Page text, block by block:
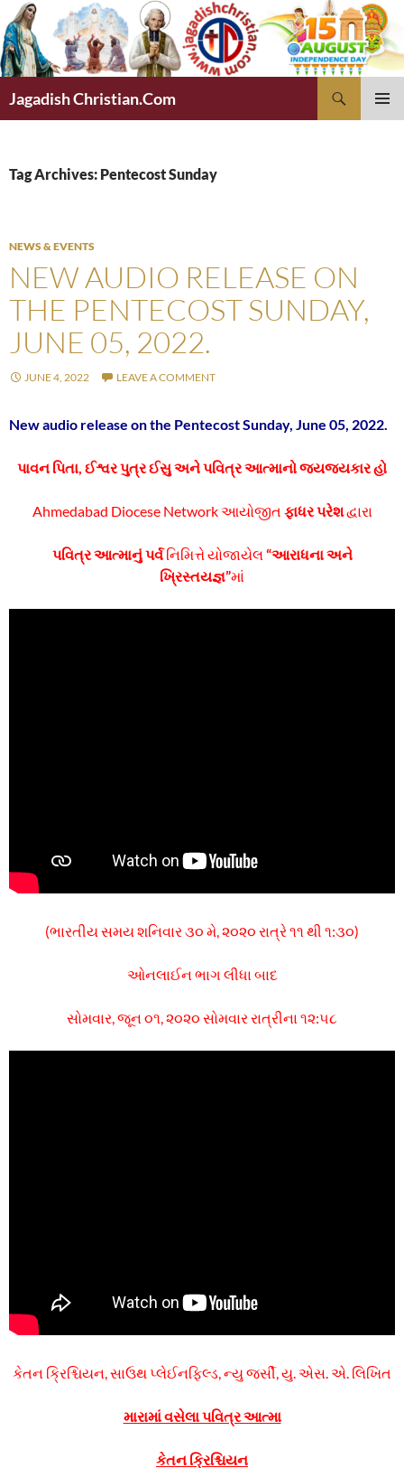
Skip
to
content
Jagadish Christian.Com
Tag Archives: Pentecost Sunday
NEWS & EVENTS
NEW AUDIO RELEASE ON
THE PENTECOST SUNDAY,
JUNE 05, 2022.
JUNE 4, 2022 LEAVE A COMMENT
New audio release on the Pentecost Sunday, June 05, 2022.
પાવન પિતા, ઈશ્વરપુત્રઈસુઅનેપવિત્રઆત્માનોજયજયકારહો
Ahmedabad Diocese Network આયોજીત ફાધર પરેશદ્વારા
પવિત્ર આત્માનું પર્વનિમિત્તે યોજાયેલ“આરાધના અને
ખ્રિસ્તયજ્ઞ”માં
(ભારતીય સમય શનિવાર ૩૦ મે, ૨૦૨૦ રાત્રે ૧૧ થી ૧:૩૦)
ઓનલાઈન ભાગ લીધા બાદ
સોમવાર, જૂન ૦૧, ૨૦૨૦ સોમવાર રાત્રીના ૧૨:૫૮
કેતન ક્રિશ્ચિયન, સાઉથ પ્લેઈનફિલ્ડ, ન્યુ જર્સી, યુ. એસ. એ. લિખિત
મારામાં વસેલા પવિત્ર આત્મા
કેતન ક્રિશ્ચિયન